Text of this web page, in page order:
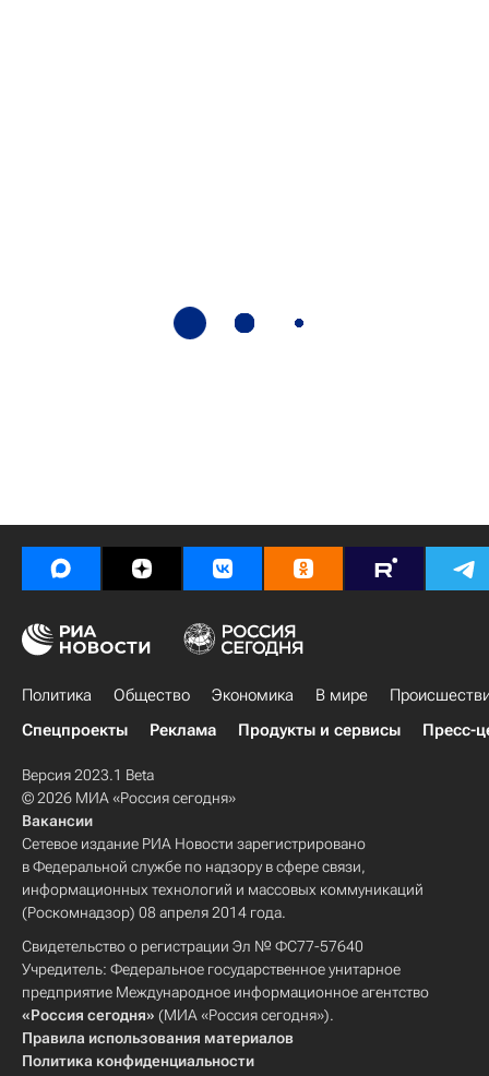
Политика Общество Экономика В мире
Спецпроекты
Реклама Продукты и сервисы Пресс-
Версия 2023.1 Beta
© 2026 МИА «Россия сегодня»
Вакансии
Сетевое издание РИА Новости зарегистрировано
в Федеральной службе по надзору в сфере связи,
информационных технологий и массовых коммуникаций
(Роскомнадзор) 08 апреля 2014 года.
Свидетельство о регистрации Эл № ФС77-57640
Учредитель: Федеральное государственное унитарное
предприятие Международное информационное агентство
«Россия сегодня» (МИА «Россия сегодня»).
Правила использования материалов
Политика конфиденциальности